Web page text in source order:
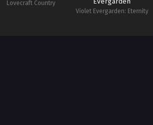
Lovecraft Country
Violet Evergarden: Eternity